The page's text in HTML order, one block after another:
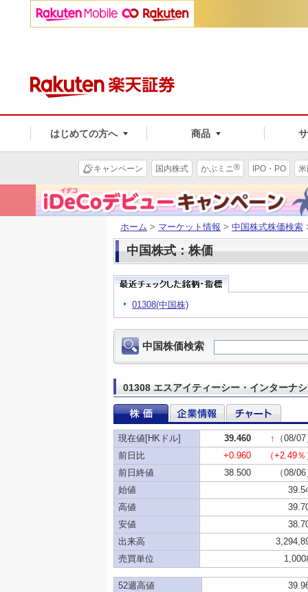
はじめての方へ 商品
キャンペーン 国内株式 かぶミニ® IPO・PO
ホーム > マーケット情報 > 中国株式株価検索
中国株式：株価
01308(中国株)